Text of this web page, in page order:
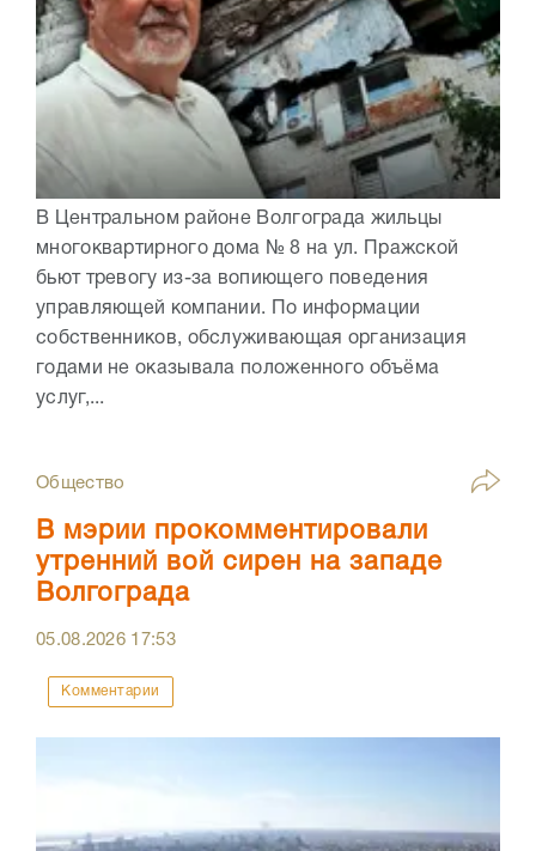
В Центральном районе Волгограда жильцы
многоквартирного дома № 8 на ул. Пражской
бьют тревогу из-за вопиющего поведения
управляющей компании. По информации
собственников, обслуживающая организация
годами не оказывала положенного объёма
услуг,...
Общество
В мэрии прокомментировали
утренний вой сирен на западе
Волгограда
05.08.2026 17:53
Комментарии